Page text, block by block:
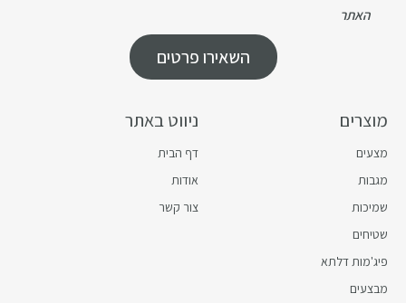
ניווט באתר
דף הבית
אודות
צור קשר
מוצרים
מצעים
מגבות
שמיכות
שטיחים
פיג'מות דלתא
מבצעים
האתר
השאירו פרטים